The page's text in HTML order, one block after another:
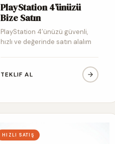
PlayStation 4’ünüzü
Bize Satın
PlayStation 4’ünüzü güvenli,
hızlı ve değerinde satın alalım
TEKLIF AL
HIZLI SATIŞ